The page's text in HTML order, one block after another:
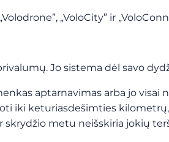
„VoloCity” ir
Jo sistema dėl savo
aptarnavimas arba jo visai
iki keturiasdešimties kilometrų,
metu neišskiria jokių